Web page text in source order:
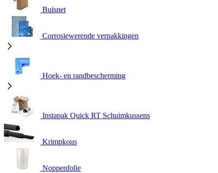
Buisnet
Corrosiewerende verpakkingen
Hoek- en randbescherming
Instapak Quick RT Schuimkussens
Krimpkous
Noppenfolie